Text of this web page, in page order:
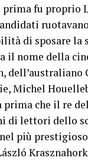
prima fu proprio
di sposare la
il nome della
dell’australiano
Michel
prima che il re
di lettori dello
più